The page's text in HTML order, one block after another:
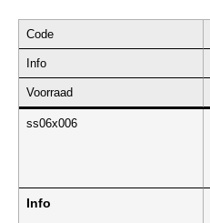
Code
Info
Voorraad
ss06x006
Info